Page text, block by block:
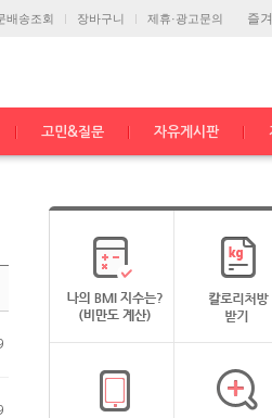
즐
배송조회 장바구니 제휴·광고문의
고민&질문 자유게시판